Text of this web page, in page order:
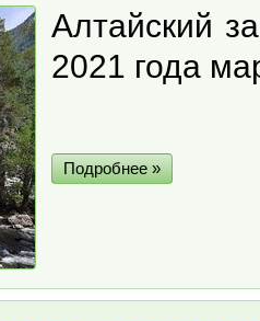
Алтайский
2021 года
Подробнее »